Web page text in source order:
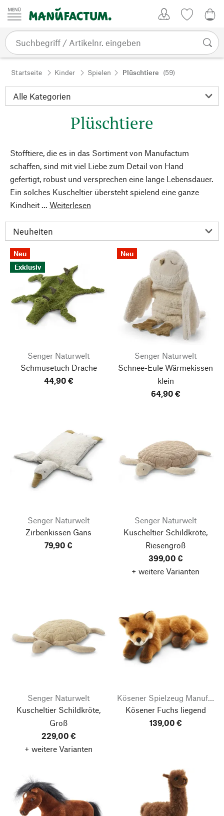
Zum Inhalt springen
Startseite Kinder Spielen Plüschtiere (59)
Plüschtiere
Stofftiere, die es in das Sortiment von Manufactum
schaffen, sind mit viel Liebe zum Detail von Hand
gefertigt, robust und versprechen eine lange Lebensdauer.
Ein solches Kuscheltier übersteht spielend eine ganze
Kindheit ... Weiterlesen
Neu
Exklusiv
Senger Naturwelt
Schmusetuch Drache
44,90 €
Neu
Senger Naturwelt
Schnee-Eule Wärmekissen
klein
64,90 €
Senger Naturwelt
Zirbenkissen Gans
79,90 €
Senger Naturwelt
Kuscheltier Schildkröte,
Riesengroß
399,00 €
+ weitere Varianten
Senger Naturwelt
Kuscheltier Schildkröte,
Groß
229,00 €
+ weitere Varianten
Kösener Spielzeug Manufaktur
Kösener Fuchs liegend
139,00 €